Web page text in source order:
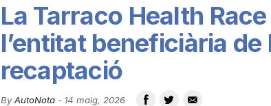
u
t
La Tarraco Health
l’entitat beneficiària de
recaptació
By AutoNota- 14 maig, 2026